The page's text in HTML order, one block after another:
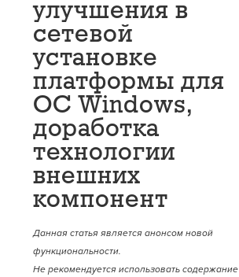
улучшения в
сетевой
установке
платформы для
ОС Windows,
доработка
технологии
внешних
компонент
Данная статья является анонсом новой
функциональности.
Не рекомендуется использовать содержание